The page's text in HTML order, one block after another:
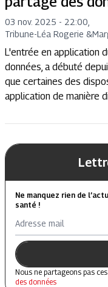
03 nov. 2025 - 22:00
Tribune-Léa Rogerie &
L'entrée en application
données, a débuté
que certaines des
application de manière
Ne manquez rien de
santé !
Adresse mail
Nous ne partageons pas
des données